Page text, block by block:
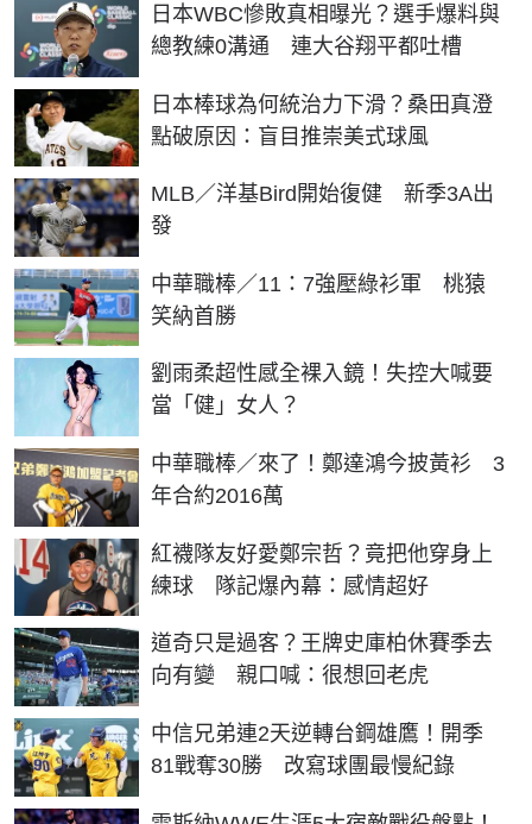
日本WBC慘敗真相曝光？選手爆料與
總教練0溝通 連大谷翔平都吐槽
日本棒球為何統治力下滑？桑田真澄
點破原因：盲目推崇美式球風
MLB／洋基Bird開始復健 新季3A出
發
中華職棒／11：7強壓綠衫軍 桃猿
笑納首勝
劉雨柔超性感全裸入鏡！失控大喊要
當「健」女人？
中華職棒／來了！鄭達鴻今披黃衫 3
年合約2016萬
紅襪隊友好愛鄭宗哲？竟把他穿身上
練球 隊記爆內幕：感情超好
道奇只是過客？王牌史庫柏休賽季去
向有變 親口喊：很想回老虎
中信兄弟連2天逆轉台鋼雄鷹！開季
81戰奪30勝 改寫球團最慢紀錄